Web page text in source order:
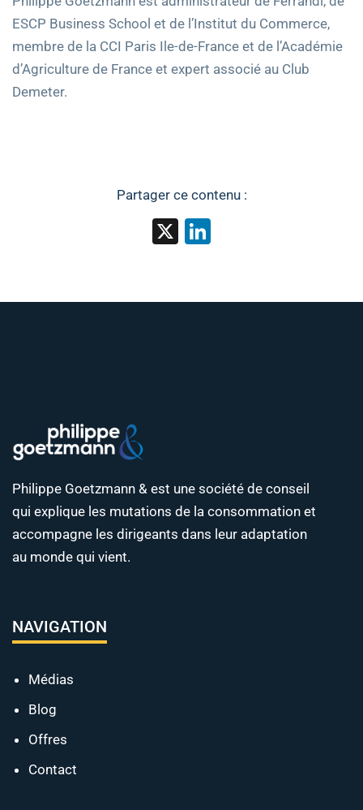
ESCP Business School et de l’Institut du Commerce,
membre de la CCI Paris Ile-de-France et de l’Académie
d’Agriculture de France et expert associé au Club
Demeter.
Partager ce contenu :
X
Philippe Goetzmann & est une société de conseil
qui explique les mutations de la consommation et
accompagne les dirigeants dans leur adaptation
au monde qui vient.
NAVIGATION
Médias
Blog
Offres
Contact